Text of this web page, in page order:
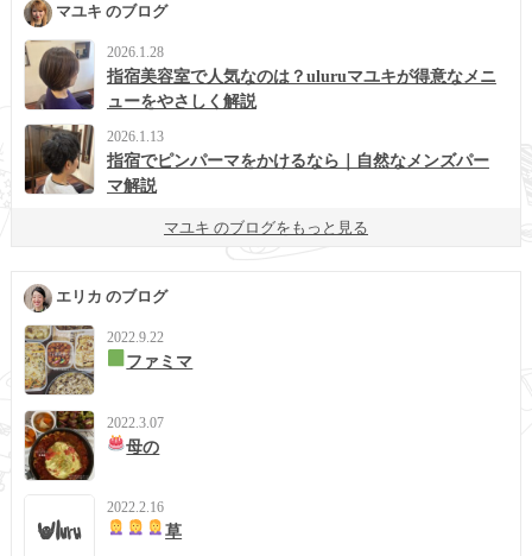
マユキ のブログ
2026.1.28
指宿美容室で人気なのは？uluruマユキが得意なメニ
ューをやさしく解説
2026.1.13
指宿でピンパーマをかけるなら｜自然なメンズパー
マ解説
マユキ のブログをもっと見る
エリカ のブログ
2022.9.22
ファミマ
2022.3.07
母の
2022.2.16
草